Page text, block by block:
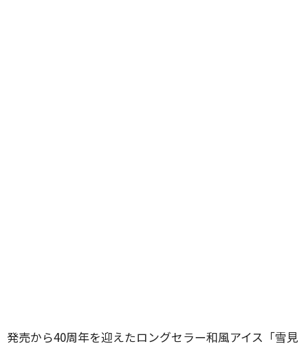
発売から40周年を迎えたロングセラー和風アイス「雪見